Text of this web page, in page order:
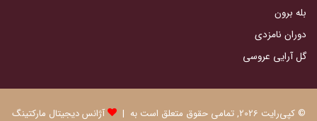
بله برون
دوران نامزدی
گل آرایی عروسی
© کپی‌رایت 2026, تمامی حقوق متعلق است به | آژانس دیجیتال مارکتینگ